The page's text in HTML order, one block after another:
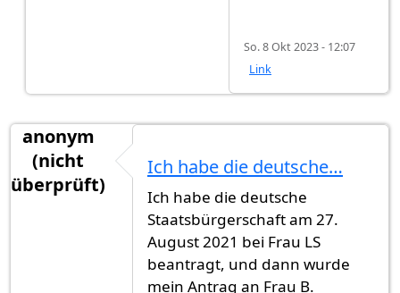
So. 8 Okt 2023 - 12:07
Link
anonym
(nicht
überprüft)
Ich habe die deutsche…
Ich habe die deutsche
Staatsbürgerschaft am 27.
August 2021 bei Frau LS
beantragt, und dann wurde
mein Antrag an Frau B.